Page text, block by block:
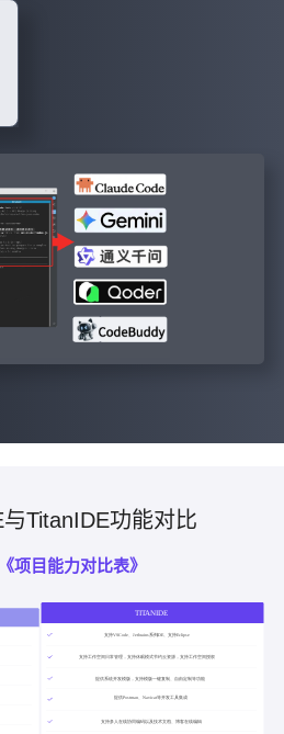
TitanIDE功能对比
项目能力对比表》